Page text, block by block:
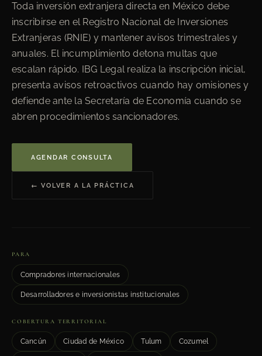
Toda inversión extranjera directa en México debe
inscribirse en el Registro Nacional de Inversiones
Extranjeras (RNIE) y mantener avisos trimestrales y
anuales. El incumplimiento detona multas que
escalan rápido. IBG Legal realiza la inscripción inicial,
presenta avisos retroactivos cuando hay omisiones y
defiende ante la Secretaría de Economía cuando se
abren procedimientos sancionadores.
AGENDAR CONSULTA
← VOLVER A LA PRÁCTICA
PARA
Compradores internacionales
Desarrolladores e inversionistas institucionales
COBERTURA TERRITORIAL
Cancún Ciudad de México Tulum Cozumel